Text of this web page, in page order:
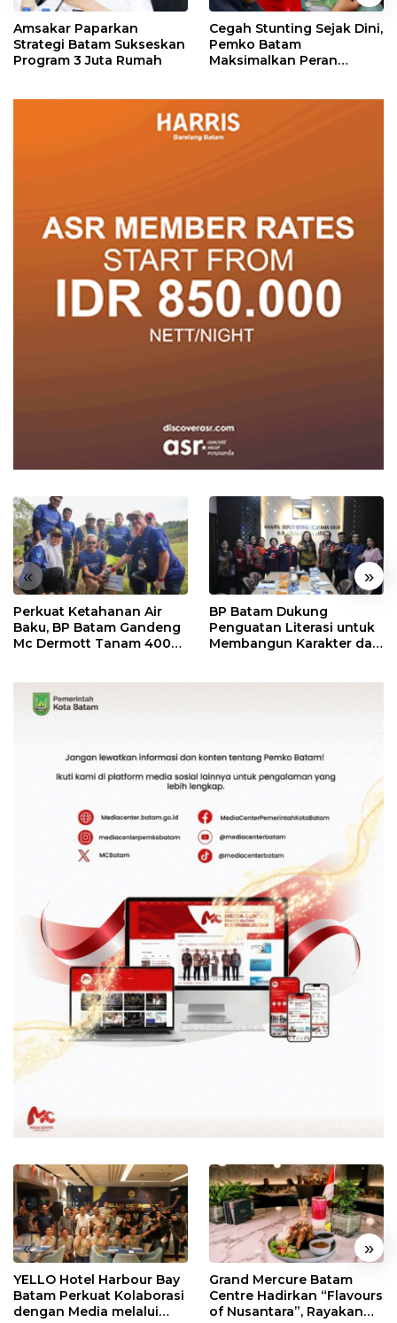
Amsakar Paparkan
Strategi Batam Sukseskan
Program 3 Juta Rumah
Cegah Stunting Sejak Dini,
Pemko Batam
Maksimalkan Peran
« »
Perkuat Ketahanan Air
Baku, BP Batam Gandeng
Mc Dermott Tanam 400
BP Batam Dukung
Penguatan Literasi untuk
Membangun Karakter dan
« »
YELLO Hotel Harbour Bay
Batam Perkuat Kolaborasi
dengan Media melalui
Grand Mercure Batam
Centre Hadirkan “Flavours
of Nusantara”, Rayakan